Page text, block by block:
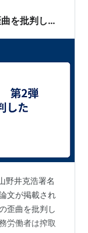
判した
野井克浩署名
文が掲載され
歪曲を批判し
労働者は搾取